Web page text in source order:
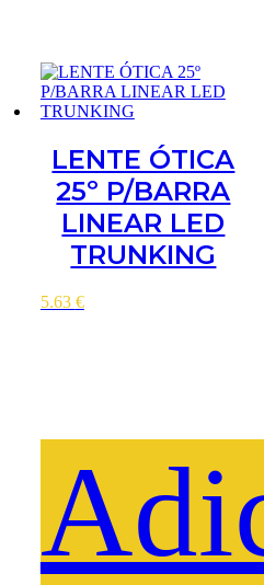
LENTE ÓTICA
25º P/BARRA
LINEAR LED
TRUNKING
5.63 €